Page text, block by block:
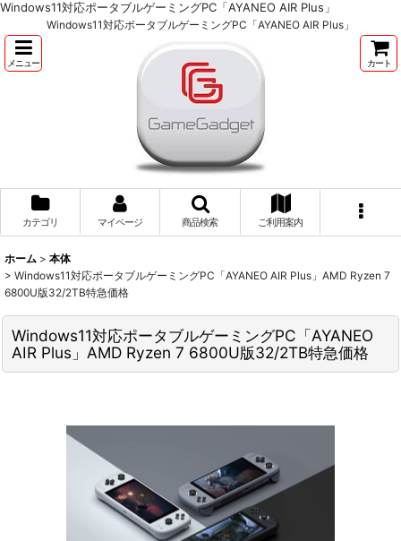
Windows11対応ポータブルゲーミングPC「AYANEO AIR Plus」
Windows11対応ポータブルゲーミングPC「AYANEO AIR Plus」
メニュー カート
カテゴリ マイページ 商品検索 ご利用案内
ホーム > 本体
> Windows11対応ポータブルゲーミングPC「AYANEO AIR Plus」AMD Ryzen 7
6800U版32/2TB特急価格
Windows11対応ポータブルゲーミングPC「AYANEO
AIR Plus」AMD Ryzen 7 6800U版32/2TB特急価格